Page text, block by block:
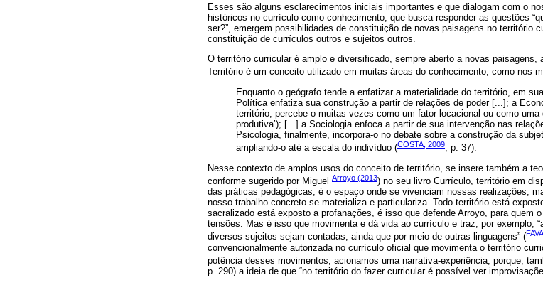
Esses são alguns esclarecimentos iniciais importantes e que dialogam com o
históricos no currículo como conhecimento, que busca responder as questões
ser?”, emergem possibilidades de constituição de novas paisagens no território
constituição de currículos outros e sujeitos outros.
O território curricular é amplo e diversificado, sempre aberto a novas
Território é um conceito utilizado em muitas áreas do conhecimento, como nos
Enquanto o geógrafo tende a enfatizar a materialidade do território, em
Política enfatiza sua construção a partir de relações de poder [...]; a
território, percebe-o muitas vezes como um fator locacional ou como uma
produtiva’); [...] a Sociologia enfoca a partir de sua intervenção nas
Psicologia, finalmente, incorpora-o no debate sobre a construção da
ampliando-o até a escala do indivíduo (COSTA, 2009, p. 37).
Nesse contexto de amplos usos do conceito de território, se insere também a
conforme sugerido por Miguel Arroyo (2013) no seu livro Currículo, território em
das práticas pedagógicas, é o espaço onde se vivenciam nossas realizações,
nosso trabalho concreto se materializa e particulariza. Todo território está
sacralizado está exposto a profanações, é isso que defende Arroyo, para quem
tensões. Mas é isso que movimenta e dá vida ao currículo e traz, por exemplo,
diversos sujeitos sejam contadas, ainda que por meio de outras linguagens” (
convencionalmente autorizada no currículo oficial que movimenta o território
potência desses movimentos, acionamos uma narrativa-experiência, porque,
p. 290) a ideia de que “no território do fazer curricular é possível ver